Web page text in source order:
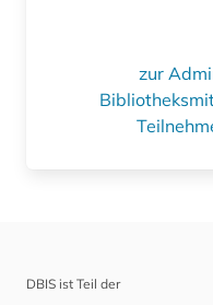
zur
DBIS ist Teil der